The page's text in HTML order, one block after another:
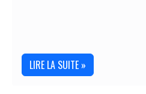
LIRE LA SUITE »